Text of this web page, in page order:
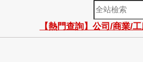
全
站
檢
索
【熱門查詢】公司/商業/